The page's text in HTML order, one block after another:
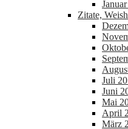
Zitate,
Juli
Juni
Mai
April
März